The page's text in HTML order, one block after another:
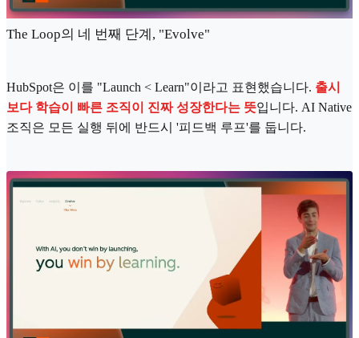
The Loop의 네 번째 단계, "Evolve"
HubSpot은 이를 "Launch < Learn"이라고 표현했습니다. 출시
보다 학습이 빠른 조직이 진짜 성장한다는 뜻입니다. AI Native
조직은 모든 실행 뒤에 반드시 '피드백 루프'를 둡니다.